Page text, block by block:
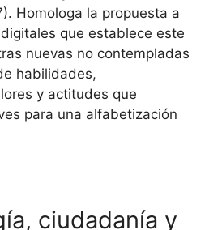
Homologa la propuesta a
que establece este
nuevas no contempladas
habilidades,
y actitudes que
para una alfabetización
ciudadanía y